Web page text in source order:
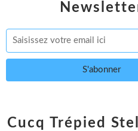
Cucq Trépied